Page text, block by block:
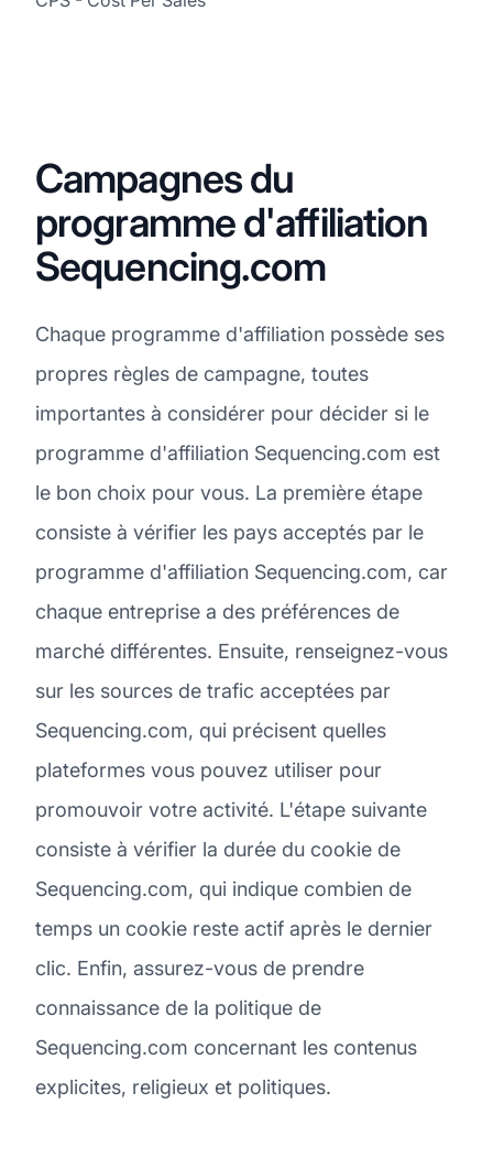
Campagnes du
programme d'affiliation
Sequencing.com
Chaque programme d'affiliation possède ses
propres règles de campagne, toutes
importantes à considérer pour décider si le
programme d'affiliation Sequencing.com est
le bon choix pour vous. La première étape
consiste à vérifier les pays acceptés par le
programme d'affiliation Sequencing.com, car
chaque entreprise a des préférences de
marché différentes. Ensuite, renseignez-vous
sur les sources de trafic acceptées par
Sequencing.com, qui précisent quelles
plateformes vous pouvez utiliser pour
promouvoir votre activité. L'étape suivante
consiste à vérifier la durée du cookie de
Sequencing.com, qui indique combien de
temps un cookie reste actif après le dernier
clic. Enfin, assurez-vous de prendre
connaissance de la politique de
Sequencing.com concernant les contenus
explicites, religieux et politiques.